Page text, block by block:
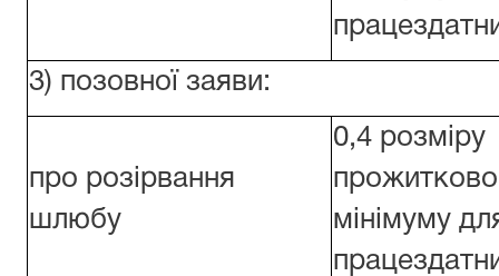
3) позовної заяви:
про розірвання
шлюбу
0,4 розміру
мінімуму